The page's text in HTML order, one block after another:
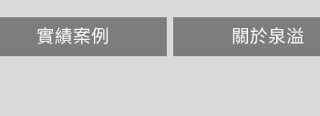
實績案例 關於泉溢